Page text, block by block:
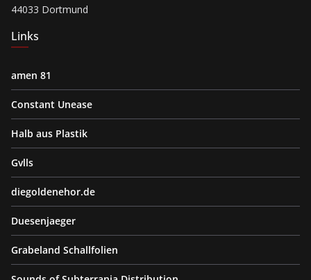
44033 Dortmund
Links
amen 81
Constant Unease
Halb aus Plastik
Gvlls
diegoldenehor.de
Duesenjaeger
Grabeland Schallfolien